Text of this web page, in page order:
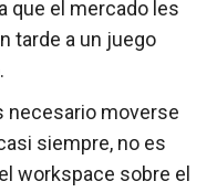
que el mercado les
tarde a un juego
necesario moverse
siempre, no es
workspace sobre el